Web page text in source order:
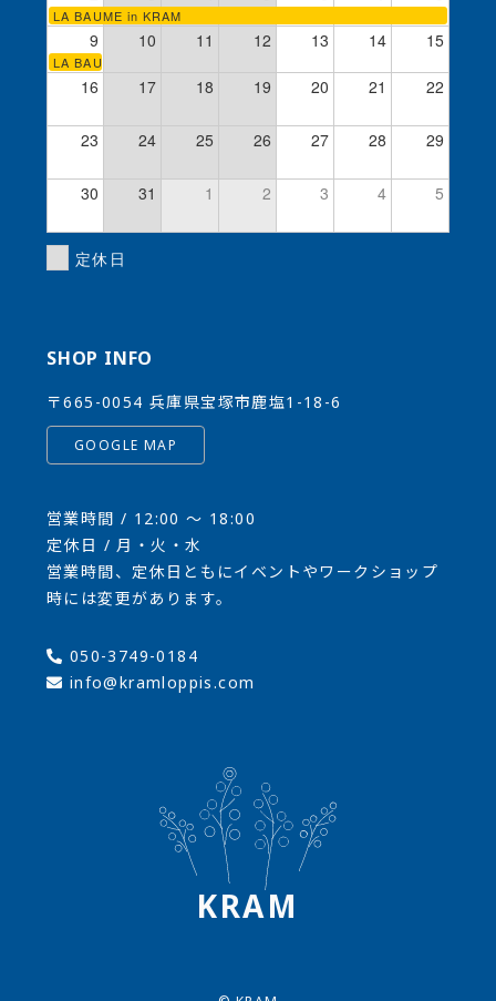
LA BAUME in KRAM
9 10 11 12 13 14 15
LA BAUME in KRAM
16 17 18 19 20 21 22
23 24 25 26 27 28 29
30 31 1 2 3 4 5
定休日
SHOP INFO
〒665-0054 兵庫県宝塚市鹿塩1-18-6
GOOGLE MAP
営業時間 / 12:00 〜 18:00
定休日 / 月・火・水
営業時間、定休日ともにイベントやワークショップ
時には変更があります。
050-3749-0184
info@kramloppis.com
KRAM